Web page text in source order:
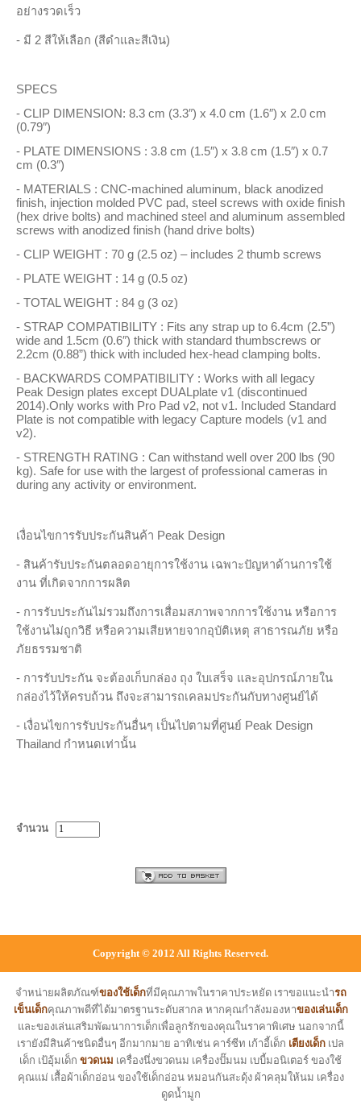
อย่างรวดเร็ว
- มี 2 สีให้เลือก (สีดำและสีเงิน)
SPECS
- CLIP DIMENSION: 8.3 cm (3.3″) x 4.0 cm (1.6″) x 2.0 cm
(0.79″)
- PLATE DIMENSIONS : 3.8 cm (1.5″) x 3.8 cm (1.5″) x 0.7
cm (0.3″)
- MATERIALS : CNC-machined aluminum, black anodized
finish, injection molded PVC pad, steel screws with oxide finish
(hex drive bolts) and machined steel and aluminum assembled
screws with anodized finish (hand drive bolts)
- CLIP WEIGHT : 70 g (2.5 oz) – includes 2 thumb screws
- PLATE WEIGHT : 14 g (0.5 oz)
- TOTAL WEIGHT : 84 g (3 oz)
- STRAP COMPATIBILITY : Fits any strap up to 6.4cm (2.5”)
wide and 1.5cm (0.6″) thick with standard thumbscrews or
2.2cm (0.88”) thick with included hex-head clamping bolts.
- BACKWARDS COMPATIBILITY : Works with all legacy
Peak Design plates except DUALplate v1 (discontinued
2014).Only works with Pro Pad v2, not v1. Included Standard
Plate is not compatible with legacy Capture models (v1 and
v2).
- STRENGTH RATING : Can withstand well over 200 lbs (90
kg). Safe for use with the largest of professional cameras in
during any activity or environment.
เงื่อนไขการรับประกันสินค้า Peak Design
- สินค้ารับประกันตลอดอายุการใช้งาน เฉพาะปัญหาด้านการใช้
งาน ที่เกิดจากการผลิต
- การรับประกันไม่รวมถึงการเสื่อมสภาพจากการใช้งาน หรือการ
ใช้งานไม่ถูกวิธี หรือความเสียหายจากอุบัติเหตุ สาธารณภัย หรือ
ภัยธรรมชาติ
- การรับประกัน จะต้องเก็บกล่อง ถุง ใบเสร็จ และอุปกรณ์ภายใน
กล่องไว้ให้ครบถ้วน ถึงจะสามารถเคลมประกันกับทางศูนย์ได้
- เงื่อนไขการรับประกันอื่นๆ เป็นไปตามที่ศูนย์ Peak Design
Thailand กำหนดเท่านั้น
จำนวน
Copyright © 2012 All Rights Reserved.
จำหน่ายผลิตภัณฑ์ของใช้เด็กที่มีคุณภาพในราคาประหยัด เราขอแนะนำรถ
เข็นเด็กคุณภาพดีที่ได้มาตรฐานระดับสากล หากคุณกำลังมองหาของเล่นเด็ก
และของเล่นเสริมพัฒนาการเด็กเพื่อลูกรักของคุณในราคาพิเศษ นอกจากนี้
เรายังมีสินค้าชนิดอื่นๆ อีกมากมาย อาทิเช่น คาร์ซีท เก้าอี้เด็ก เตียงเด็ก เปล
เด็ก เป้อุ้มเด็ก ขวดนม เครื่องนึ่งขวดนม เครื่องปั๊มนม เบบี้มอนิเตอร์ ของใช้
คุณแม่ เสื้อผ้าเด็กอ่อน ของใช้เด็กอ่อน หมอนกันสะดุ้ง ผ้าคลุมให้นม เครื่อง
ดูดน้ำมูก